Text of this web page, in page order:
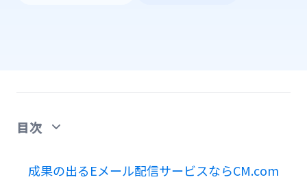
目次
ステップメールとは
成果の出るEメール配信サービスならCM.com